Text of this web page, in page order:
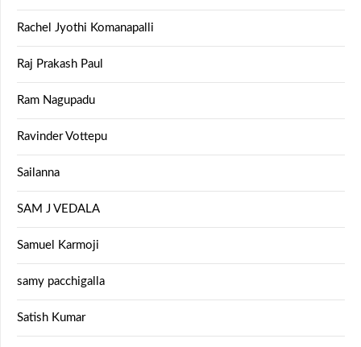
Rachel Jyothi Komanapalli
Raj Prakash Paul
Ram Nagupadu
Ravinder Vottepu
Sailanna
SAM J VEDALA
Samuel Karmoji
samy pacchigalla
Satish Kumar